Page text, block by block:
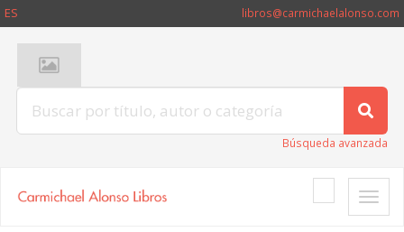
ES libros@carmichaelalonso.com
Búsqueda avanzada
Toggle